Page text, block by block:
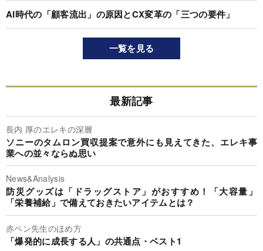
AI時代の「顧客流出」の原因とCX変革の「三つの要件」
一覧を見る
最新記事
長内 厚のエレキの深層
ソニーのタムロン買収提案で意外にも見えてきた、エレキ事
業への並々ならぬ思い
News&Analysis
防災グッズは「ドラッグストア」がおすすめ！「大容量」
「栄養補給」で備えておきたいアイテムとは？
赤ペン先生のほめ方
「爆発的に成長する人」の共通点・ベスト1